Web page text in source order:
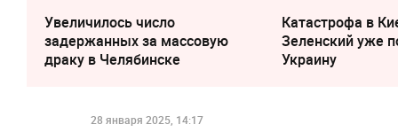
Увеличилось число
задержанных за массовую
драку в Челябинске
Катастрофа в
Зеленский уже
Украину
28 января 2025, 14:17